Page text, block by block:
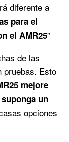
diferente a
para el
el AMR25”
de las
pruebas. Esto
mejore
un
opciones